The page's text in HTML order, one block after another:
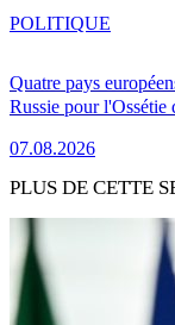
Quatre pays
Russie pour l'Ossétie
07.08.2026
POLITIQUE
PLUS DE CETTE